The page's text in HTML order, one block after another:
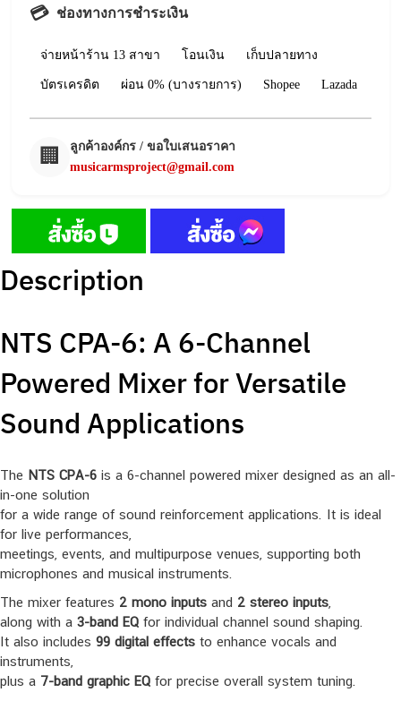
💳 ช่องทางการชำระเงิน
จ่ายหน้าร้าน 13 สาขา โอนเงิน เก็บปลายทาง
บัตรเครดิต ผ่อน 0% (บางรายการ) Shopee Lazada
🏢
ลูกค้าองค์กร / ขอใบเสนอราคา
musicarmsproject@gmail.com
Description
NTS CPA-6: A 6-Channel
Powered Mixer for Versatile
Sound Applications
The NTS CPA-6 is a 6-channel powered mixer designed as an all-
in-one solution
for a wide range of sound reinforcement applications. It is ideal
for live performances,
meetings, events, and multipurpose venues, supporting both
microphones and musical instruments.
The mixer features 2 mono inputs and 2 stereo inputs
along with a 3-band EQ for individual channel sound shaping.
It also includes 99 digital effects to enhance vocals and
instruments,
plus a 7-band graphic EQ for precise overall system tuning.